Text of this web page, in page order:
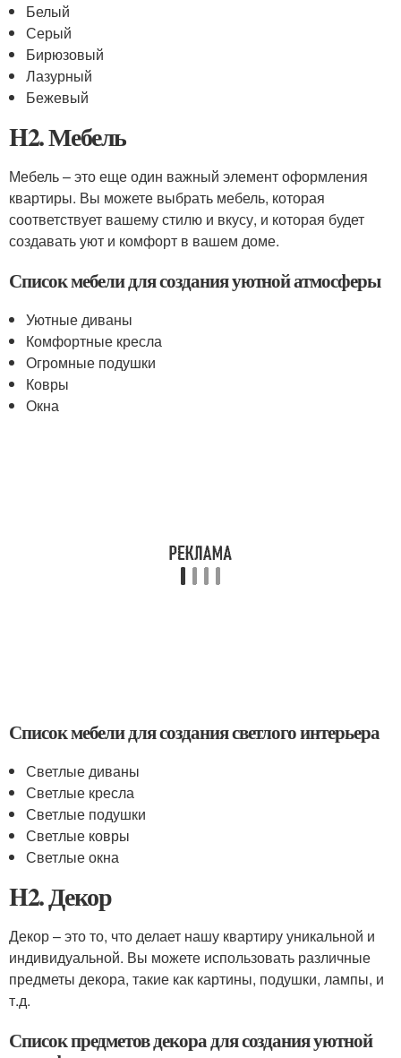
Белый
Серый
Бирюзовый
Лазурный
Бежевый
H2. Мебель
Мебель – это еще один важный элемент оформления
квартиры. Вы можете выбрать мебель, которая
соответствует вашему стилю и вкусу, и которая будет
создавать уют и комфорт в вашем доме.
Список мебели для создания уютной атмосферы
Уютные диваны
Комфортные кресла
Огромные подушки
Ковры
Окна
Список мебели для создания светлого интерьера
Светлые диваны
Светлые кресла
Светлые подушки
Светлые ковры
Светлые окна
H2. Декор
Декор – это то, что делает нашу квартиру уникальной и
индивидуальной. Вы можете использовать различные
предметы декора, такие как картины, подушки, лампы, и
т.д.
Список предметов декора для создания уютной